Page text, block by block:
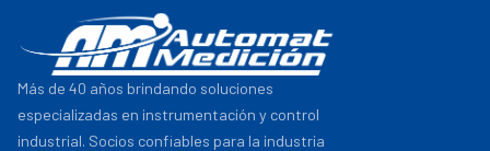
Más de 40 años brindando soluciones
especializadas en instrumentación y control
industrial. Socios confiables para la industria